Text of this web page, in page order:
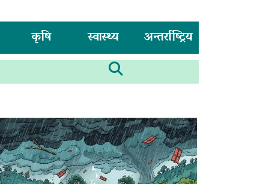
कृषि स्वास्थ्य अन्तर्राष्ट्रिय